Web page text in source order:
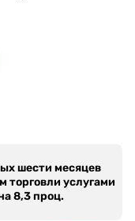
шести месяцев
торговли услугами
8,3 проц.